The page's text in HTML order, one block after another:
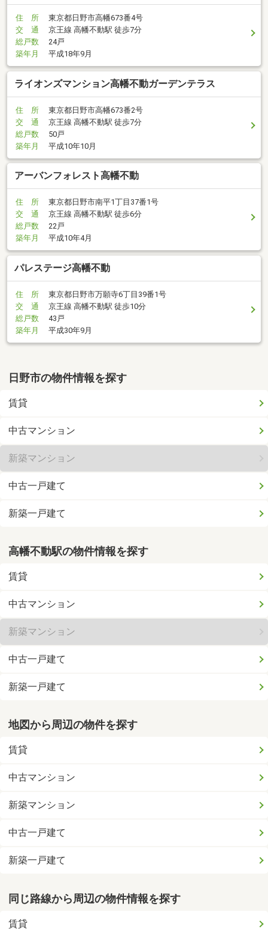
住 所
東京都日野市高幡673番4号
交 通
京王線 高幡不動駅 徒歩7分
総戸数
24戸
築年月
平成18年9月
ライオンズマンション高幡不動ガーデンテラス
住 所
東京都日野市高幡673番2号
交 通
京王線 高幡不動駅 徒歩7分
総戸数
50戸
築年月
平成10年10月
アーバンフォレスト高幡不動
住 所
東京都日野市南平1丁目37番1号
交 通
京王線 高幡不動駅 徒歩6分
総戸数
22戸
築年月
平成10年4月
パレステージ高幡不動
住 所
東京都日野市万願寺6丁目39番1号
交 通
京王線 高幡不動駅 徒歩10分
総戸数
43戸
築年月
平成30年9月
日野市の物件情報を探す
賃貸
中古マンション
新築マンション
中古一戸建て
新築一戸建て
高幡不動駅の物件情報を探す
賃貸
中古マンション
新築マンション
中古一戸建て
新築一戸建て
地図から周辺の物件を探す
賃貸
中古マンション
新築マンション
中古一戸建て
新築一戸建て
同じ路線から周辺の物件情報を探す
賃貸